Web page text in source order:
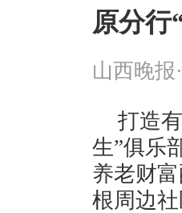
原分行
山西晚报
打造
生”俱乐
养老财
根周边